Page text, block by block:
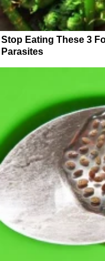
Stop Eating These 3
Parasites